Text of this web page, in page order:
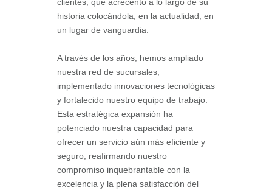
historia colocándola, en la actualidad, en
un lugar de vanguardia.
A través de los años, hemos ampliado
nuestra red de sucursales,
implementado innovaciones tecnológicas
y fortalecido nuestro equipo de trabajo.
Esta estratégica expansión ha
potenciado nuestra capacidad para
ofrecer un servicio aún más eficiente y
seguro, reafirmando nuestro
compromiso inquebrantable con la
excelencia y la plena satisfacción del